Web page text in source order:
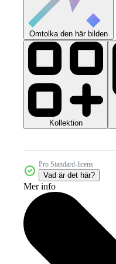
Omtolka den här bilden
Kollektion
Pro Standard-licens
Vad är det här?
Mer info